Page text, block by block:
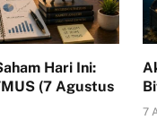
Hari Ini:
(7 Agustus
7